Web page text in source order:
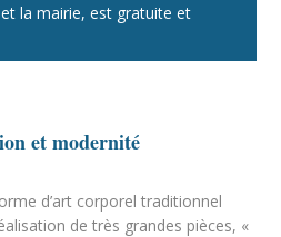
la mairie, est gratuite et
et modernité
d’art corporel traditionnel
de très grandes pièces, «